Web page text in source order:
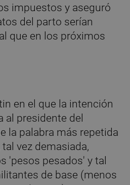
impuestos y aseguró
del parto serían
que en los próximos
en el que la intención
al presidente del
la palabra más repetida
vez demasiada,
'pesos pesados' y tal
de base (menos